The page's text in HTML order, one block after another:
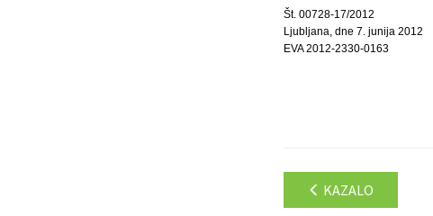
Št. 00728-17/2012
Ljubljana, dne 7. junija 2012
EVA 2012-2330-0163
KAZALO